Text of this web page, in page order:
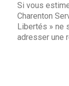
Si vous
Charenton
Libertés » ne
adresser une